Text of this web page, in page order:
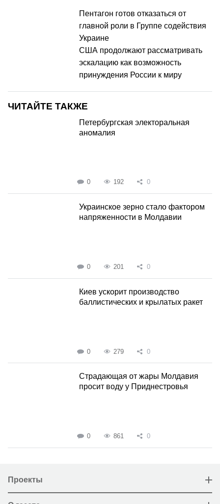
Пентагон готов отказаться от
главной роли в Группе содействия
Украине
США продолжают рассматривать
эскалацию как возможность
принуждения России к миру
ЧИТАЙТЕ ТАКЖЕ
Петербургская электоральная
аномалия
0 192 0
Украинское зерно стало фактором
напряженности в Молдавии
0 201 0
Киев ускорит производство
баллистических и крылатых ракет
0 279 0
Страдающая от жары Молдавия
просит воду у Приднестровья
0 861 0
Проекты